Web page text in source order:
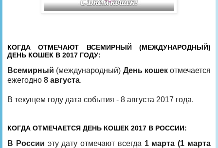
КОГДА ОТМЕЧАЮТ ВСЕМИРНЫЙ (МЕЖДУНАРОДНЫЙ)
ДЕНЬ КОШЕК В 2017 ГОДУ:
Всемирный (международный) День кошекотмечается
ежегодно 8 августа.
В текущем году дата события - 8 августа 2017 года.
КОГДА ОТМЕЧАЕТСЯ ДЕНЬ КОШЕК 2017 В РОССИИ:
В России эту дату отмечают всегда 1 марта (1 марта